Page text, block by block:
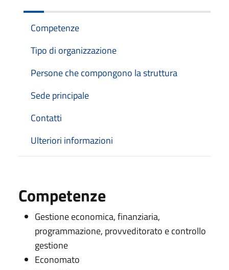
Competenze
Tipo di organizzazione
Persone che compongono la struttura
Sede principale
Contatti
Ulteriori informazioni
Competenze
Gestione economica, finanziaria,
programmazione, provveditorato e controllo
gestione
Economato